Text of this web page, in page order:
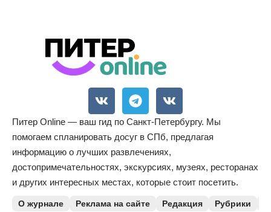
Питер Online — ваш гид по Санкт-Петербургу. Мы
помогаем спланировать досуг в СПб, предлагая
информацию о лучших развлечениях,
достопримечательностях, экскурсиях, музеях, ресторанах
и других интересных местах, которые стоит посетить.
О журнале Реклама на сайте Редакция Рубрики